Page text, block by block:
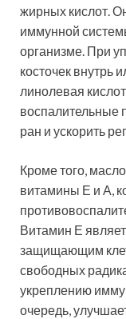
жирных кислот.
иммунной
организме. При
косточек внутрь
линолевая
воспалительные
ран и ускорить
Кроме того,
витамины Е и А,
Витамин Е
защищающим
свободных
укреплению
очередь,